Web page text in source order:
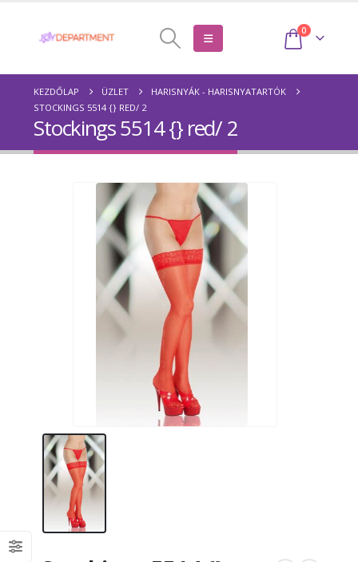
0
KEZDŐLAP ÜZLET
HARISNYÁK - HARISNYATARTÓK
STOCKINGS 5514 {} RED/ 2
Stockings 5514 {} red/ 2